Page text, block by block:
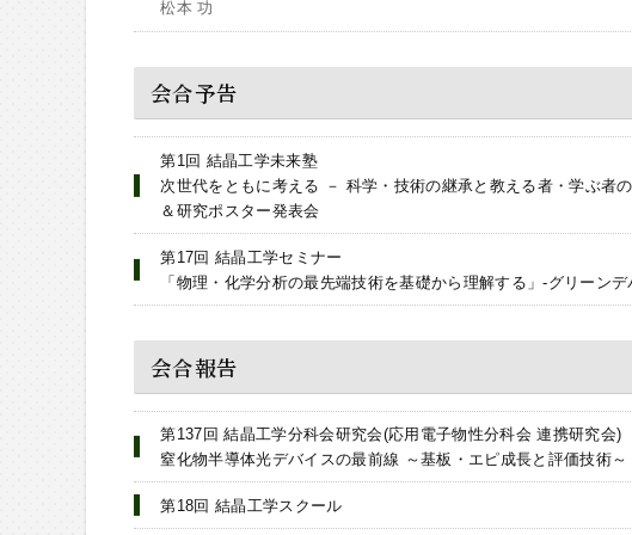
松本 功
会合予告
第1回 結晶工学未来塾
次世代をともに考える － 科学・技術の継承と教える者・学ぶ者
＆研究ポスター発表会
第17回 結晶工学セミナー
「物理・化学分析の最先端技術を基礎から理解する」-グリーン
会合報告
第137回 結晶工学分科会研究会(応用電子物性分科会 連携研究会)
窒化物半導体光デバイスの最前線 ～基板・エピ成長と評価技術～
第18回 結晶工学スクール